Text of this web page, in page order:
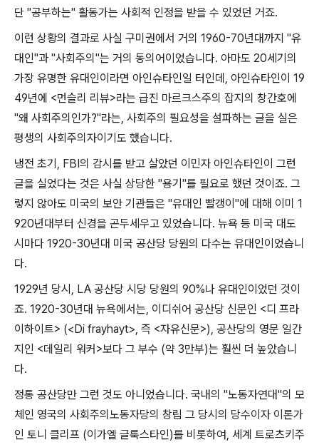
단 "공부하는" 활동가는 사회적 인정을 받을 수 있었던 거죠.
이런 상황의 결과로 사실 구미권에서 거의 1960-70년대까지 "유
대인"과 "사회주의 "는 거의 동의어이었습니다. 아마도 20세기의
가장 유명한 유대인이라면 아인슈타인일 터인데 , 아인슈타인이 19
49년에 <먼슬리 리뷰>라는 급진 마르크스주의 잡지의 창간호에
"왜 사회주의인가?"라는, 사회주의 필요성을 설파하는 글을 실은
평생의 사회주의자이기도 했습니다.
냉전 초기 , FBI의 감시를 받고 살았던 이민자 아인슈타인이 그런
글을 실었다는 것은 사실 상당한 "용기 "를 필요로 했던 것이죠. 그
렇지 않아도 미국의 보안 기관들은 "유대인 빨갱이 "에 대해 이미 1
920년대부터 신경을 곤두세우고 있었습니다. 뉴욕 등 미국 대도
시마다 1920-30년대 미국 공산당 당원의 다수는 유대인이었습니
다.
1929년 당시 , LA 공산당 시당 당원의 90%나 유대인이었던 것이
죠. 1920-30년대 뉴욕에서는, 이디쉬어 공산당 신문인 <디 프라
이하이트> (<Di frayhayt>, 즉 <자유신문>), 공산당의 영문 일간
지인 <데일리 워커>보다 그 부수 (약 3만부)는 훨씬 더 높았습니
다.
정통 공산당만 그런 것도 아니었습니다. 국내의 "노동자연대"의 모
체인 영국의 사회주의노동자당의 창립 그 당시의 당수이자 이론가
인 토니 클리프 (이가엘 글룩스타인)를 비롯하여, 세계 트로츠키주